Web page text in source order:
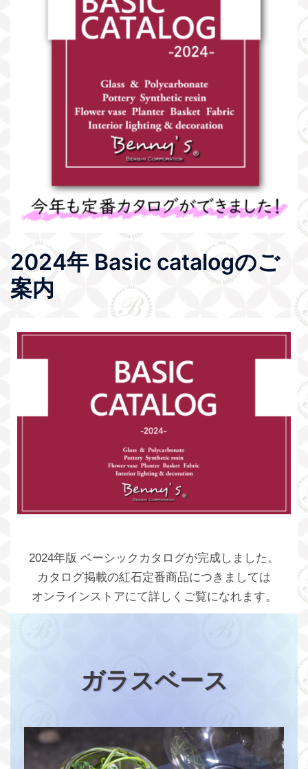
2024年 Basic catalogのご
案内
2024年版 ベーシックカタログが完成しました。
カタログ掲載の紅石定番商品につきましては
オンラインストアにて詳しくご覧になれます。
ガラスベース